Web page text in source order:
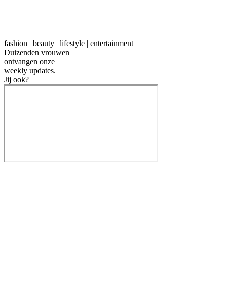
fashion | beauty | lifestyle | entertainment
Duizenden vrouwen
ontvangen onze
weekly updates.
Jij ook?